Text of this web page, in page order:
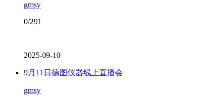
gmsy
0/291
2025-09-10
9月11日德图仪器线上直播会
gmsy